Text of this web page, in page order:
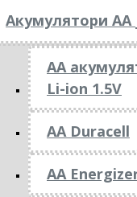
Акумулятори АА
AA
Li-ion 1.5V
AA Duracell
AA